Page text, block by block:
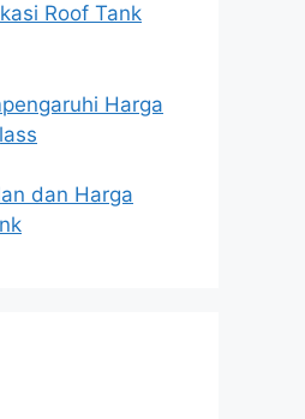
Roof Tank
Harga
dan Harga